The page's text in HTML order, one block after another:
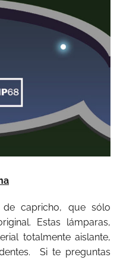
capricho, que sólo
Estas lámparas,
totalmente aislante,
Si te preguntas